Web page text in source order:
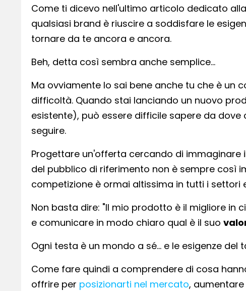
Come ti dicevo nell'ultimo articolo dedicato alla
qualsiasi brand è riuscire a soddisfare le
tornare da te ancora e ancora.
Beh, detta così sembra anche semplice…
Ma ovviamente lo sai bene anche tu che è un
difficoltà. Quando stai lanciando un nuovo
esistente), può essere difficile sapere da
seguire.
Progettare un'offerta cercando di immaginare
del pubblico di riferimento non è sempre così
competizione è ormai altissima in tutti i
Non basta dire: "Il mio prodotto è il migliore in
e comunicare in modo chiaro qual è il suo
Ogni testa è un mondo a sé… e le esigenze
Come fare quindi a comprendere di cosa
offrire per posizionarti nel mercato, aumentare